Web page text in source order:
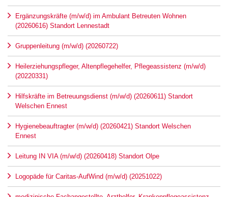
Ergänzungskräfte (m/w/d) im Ambulant Betreuten Wohnen
(20260616) Standort Lennestadt
Gruppenleitung (m/w/d) (20260722)
Heilerziehungspfleger, Altenpflegehelfer, Pflegeassistenz (m/w/d)
(20220331)
Hilfskräfte im Betreuungsdienst (m/w/d) (20260611) Standort
Welschen Ennest
Hygienebeauftragter (m/w/d) (20260421) Standort Welschen
Ennest
Leitung IN VIA (m/w/d) (20260418) Standort Olpe
Logopäde für Caritas-AufWind (m/w/d) (20251022)